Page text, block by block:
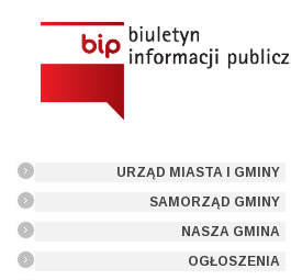
URZĄD MIASTA I GMINY
SAMORZĄD GMINY
NASZA GMINA
OGŁOSZENIA